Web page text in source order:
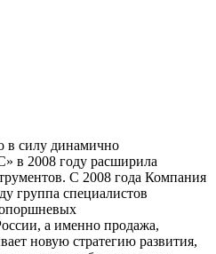
в силу динамично
в 2008 году расширила
С 2008 года Компания
группа специалистов
а именно продажа,
новую стратегию развития,